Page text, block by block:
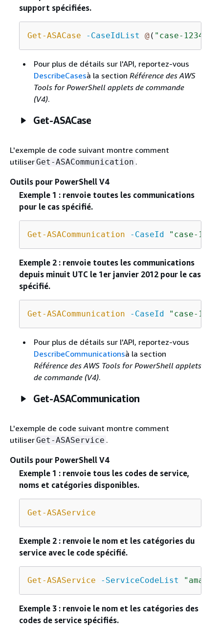
support spécifiées.
Get-ASACase -CaseIdList @( "case-
Pour plus de détails sur l'API, reportez-vous
DescribeCasesà la section Référence des AWS
Tools for PowerShell applets de commande
(V4).
Get-ASACase
L'exemple de code suivant montre comment
utiliserGet-ASACommunication .
Outils pour PowerShell V4
Exemple 1 : renvoie toutes les communications
pour le cas spécifié.
Get-ASACommunication -CaseId "case-
Exemple 2 : renvoie toutes les communications
depuis minuit UTC le 1er janvier 2012 pour le cas
spécifié.
Get-ASACommunication -CaseId "case-
Pour plus de détails sur l'API, reportez-vous
DescribeCommunicationsà la section
Référence des AWS Tools for PowerShell applets
de commande (V4).
Get-ASACommunication
L'exemple de code suivant montre comment
utiliserGet-ASAService .
Outils pour PowerShell V4
Exemple 1 : renvoie tous les codes de service,
noms et catégories disponibles.
Get-ASAService
Exemple 2 : renvoie le nom et les catégories du
service avec le code spécifié.
Get-ASAService -ServiceCodeList
Exemple 3 : renvoie le nom et les catégories des
codes de service spécifiés.